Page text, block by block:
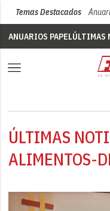
Temas Destacados
ANUARIOS PAPELÚLTIMAS
ÚLTIMAS
ALIMENTOS-